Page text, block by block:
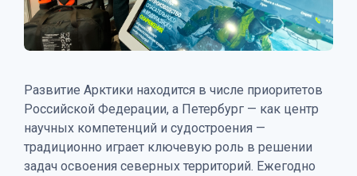
Развитие Арктики находится в числе приоритетов
Российской Федерации, а Петербург — как центр
научных компетенций и судостроения —
традиционно играет ключевую роль в решении
задач освоения северных территорий. Ежегодно